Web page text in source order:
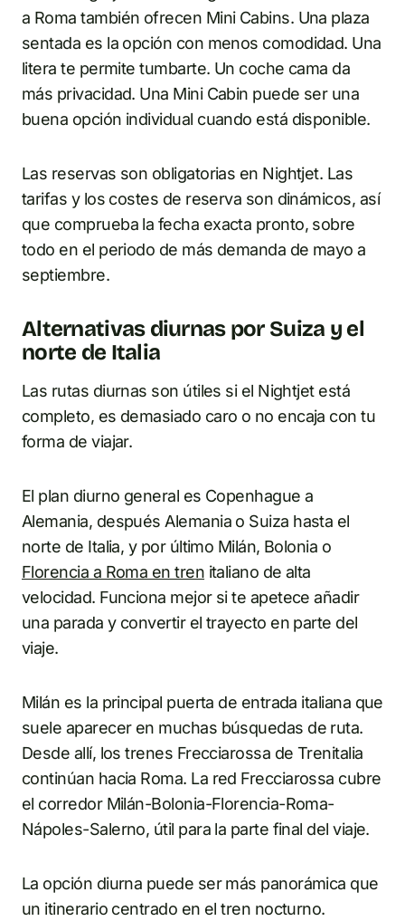
a Roma también ofrecen Mini Cabins. Una plaza
sentada es la opción con menos comodidad. Una
litera te permite tumbarte. Un coche cama da
más privacidad. Una Mini Cabin puede ser una
buena opción individual cuando está disponible.
Las reservas son obligatorias en Nightjet. Las
tarifas y los costes de reserva son dinámicos, así
que comprueba la fecha exacta pronto, sobre
todo en el periodo de más demanda de mayo a
septiembre.
Alternativas diurnas por Suiza y el
norte de Italia
Las rutas diurnas son útiles si el Nightjet está
completo, es demasiado caro o no encaja con tu
forma de viajar.
El plan diurno general es Copenhague a
Alemania, después Alemania o Suiza hasta el
norte de Italia, y por último Milán, Bolonia o
Florencia a Roma en tren italiano de alta
velocidad. Funciona mejor si te apetece añadir
una parada y convertir el trayecto en parte del
viaje.
Milán es la principal puerta de entrada italiana que
suele aparecer en muchas búsquedas de ruta.
Desde allí, los trenes Frecciarossa de Trenitalia
continúan hacia Roma. La red Frecciarossa cubre
el corredor Milán-Bolonia-Florencia-Roma-
Nápoles-Salerno, útil para la parte final del viaje.
La opción diurna puede ser más panorámica que
un itinerario centrado en el tren nocturno.